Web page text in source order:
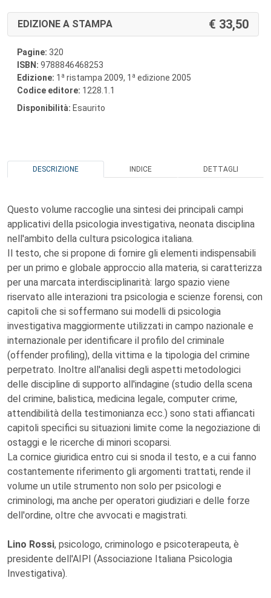
EDIZIONE A STAMPA 33,50
Pagine: 320
ISBN: 9788846468253
Edizione: 1 a ristampa 2009, 1 a edizione 2005
Codice editore: 1228.1.1
Disponibilità: Esaurito
DESCRIZIONE INDICE DETTAGLI
Questo volume raccoglie una sintesi dei principali campi
applicativi della psicologia investigativa, neonata disciplina
nell'ambito della cultura psicologica italiana.
Il testo, che si propone di fornire gli elementi indispensabili
per un primo e globale approccio alla materia, si caratterizza
per una marcata interdisciplinarità: largo spazio viene
riservato alle interazioni tra psicologia e scienze forensi, con
capitoli che si soffermano sui modelli di psicologia
investigativa maggiormente utilizzati in campo nazionale e
internazionale per identificare il profilo del criminale
(offender profiling), della vittima e la tipologia del crimine
perpetrato. Inoltre all'analisi degli aspetti metodologici
delle discipline di supporto all'indagine (studio della scena
del crimine, balistica, medicina legale, computer crime,
attendibilità della testimonianza ecc.) sono stati affiancati
capitoli specifici su situazioni limite come la negoziazione di
ostaggi e le ricerche di minori scoparsi.
La cornice giuridica entro cui si snoda il testo, e a cui fanno
costantemente riferimento gli argomenti trattati, rende il
volume un utile strumento non solo per psicologi e
criminologi, ma anche per operatori giudiziari e delle forze
dell'ordine, oltre che avvocati e magistrati.
Lino Rossi, psicologo, criminologo e psicoterapeuta, è
presidente dell'AIPI (Associazione Italiana Psicologia
Investigativa).